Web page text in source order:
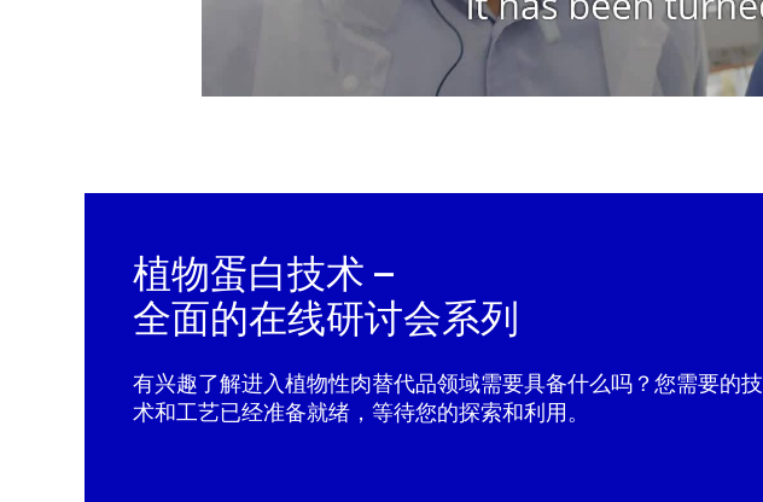
植物蛋白技术 –
全面的在线研讨会系列
有兴趣了解进入植物性肉替代品领域需要具备什么吗？您需要的技
术和工艺已经准备就绪，等待您的探索和利用。